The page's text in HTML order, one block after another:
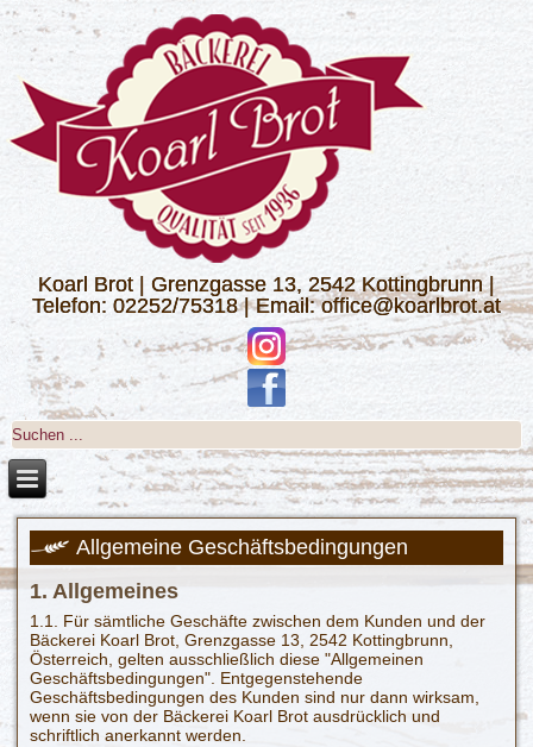
Koarl Brot | Grenzgasse 13, 2542 Kottingbrunn |
Telefon: 02252/75318 | Email: office@koarlbrot.at
Allgemeine Geschäftsbedingungen
1. Allgemeines
1.1. Für sämtliche Geschäfte zwischen dem Kunden und der
Bäckerei Koarl Brot, Grenzgasse 13, 2542 Kottingbrunn,
Österreich, gelten ausschließlich diese "Allgemeinen
Geschäftsbedingungen". Entgegenstehende
Geschäftsbedingungen des Kunden sind nur dann wirksam,
wenn sie von der Bäckerei Koarl Brot ausdrücklich und
schriftlich anerkannt werden.